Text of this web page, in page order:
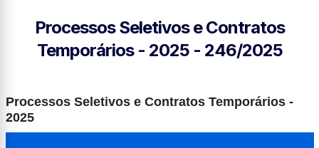
Processos Seletivos e Contratos
Temporários - 2025 - 246/2025
Processos Seletivos e Contratos Temporários -
2025